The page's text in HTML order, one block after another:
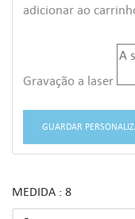
adicionar ao
Gravação a laser
GUARDAR
MEDIDA : 8